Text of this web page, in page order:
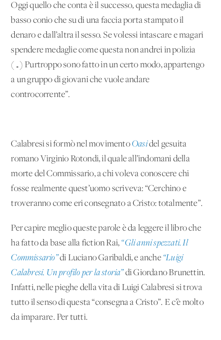
Oggi quello che conta è il successo, questa medaglia di
basso conio che su di una faccia porta stampato il
denaro e dall’altra il sesso. Se volessi intascare e magari
spendere medaglie come questa non andrei in polizia
(…) Purtroppo sono fatto in un certo modo, appartengo
a un gruppo di giovani che vuole andare
controcorrente”.
Calabresi si formò nel movimento Oasidel gesuita
romano Virginio Rotondi, il quale all’indomani della
morte del Commissario, a chi voleva conoscere chi
fosse realmente quest’uomo scriveva: “Cerchino e
troveranno come eri consegnato a Cristo: totalmente”.
Per capire meglio queste parole è da leggere il libro che
ha fatto da base alla fiction Rai, “Gli anni spezzati. Il
Commissario”di Luciano Garibaldi, e anche “Luigi
Calabresi. Un profilo per la storia”di Giordano Brunettin.
Infatti, nelle pieghe della vita di Luigi Calabresi si trova
tutto il senso di questa “consegna a Cristo”. E c’è molto
da imparare. Per tutti.